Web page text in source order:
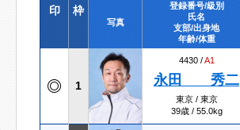
印 枠
写真
登録番号/級別
氏名
支部/出身地
年齢/体重
1
4430 /A1
永田 秀二
東京 / 東京
39歳 / 55.0kg